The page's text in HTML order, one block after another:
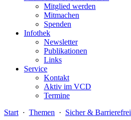
Mitglied werden
Mitmachen
Spenden
Infothek
Newsletter
Publikationen
Links
Service
Kontakt
Aktiv im VCD
Termine
Start · Themen · Sicher & Barrierefrei